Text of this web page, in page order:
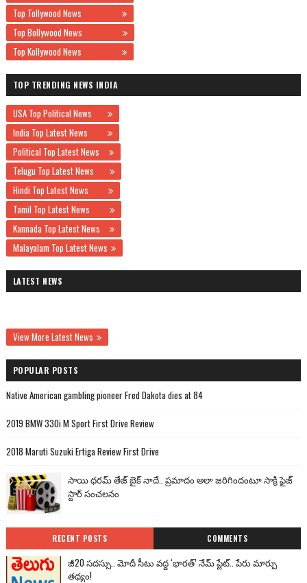
Top Tollywood News
Top Bollywood News
Top Kollywood News
TOP TRENDING NEWS INDIA
USA Top Political News
India Top Latest News
Political Top Latest News
Telugu Top Latest News
Hindi Top Latest News
Tamil Top Latest News
Kannada Top Latest News
Malayalam Top Latest News
LATEST NEWS
View More Latest News
POPULAR POSTS
Native American gambling pioneer Fred Dakota dies at 84
2019 BMW 330i M Sport First Drive Review
2018 Maruti Suzuki Ertiga Review First Drive
సాయి ధరమ్ తేజ్ బైక్ నాదే.. ప్రమాదం అలా జరిగిందంటూ సాక్రి ఫైజ్
స్టార్ సంచలనం
RECENT POSTS COMMENTS
జీ20 సదస్సు.. మోదీ సీటు వద్ద ‘భారత్’ నేమ్ ప్లేట్‌.. పేరు మార్పు
తథ్యం!